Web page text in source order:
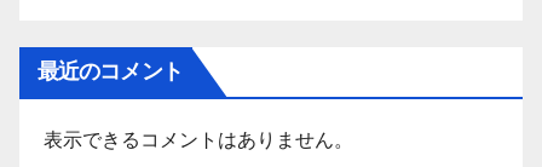
最近のコメント
表示できるコメントはありません。